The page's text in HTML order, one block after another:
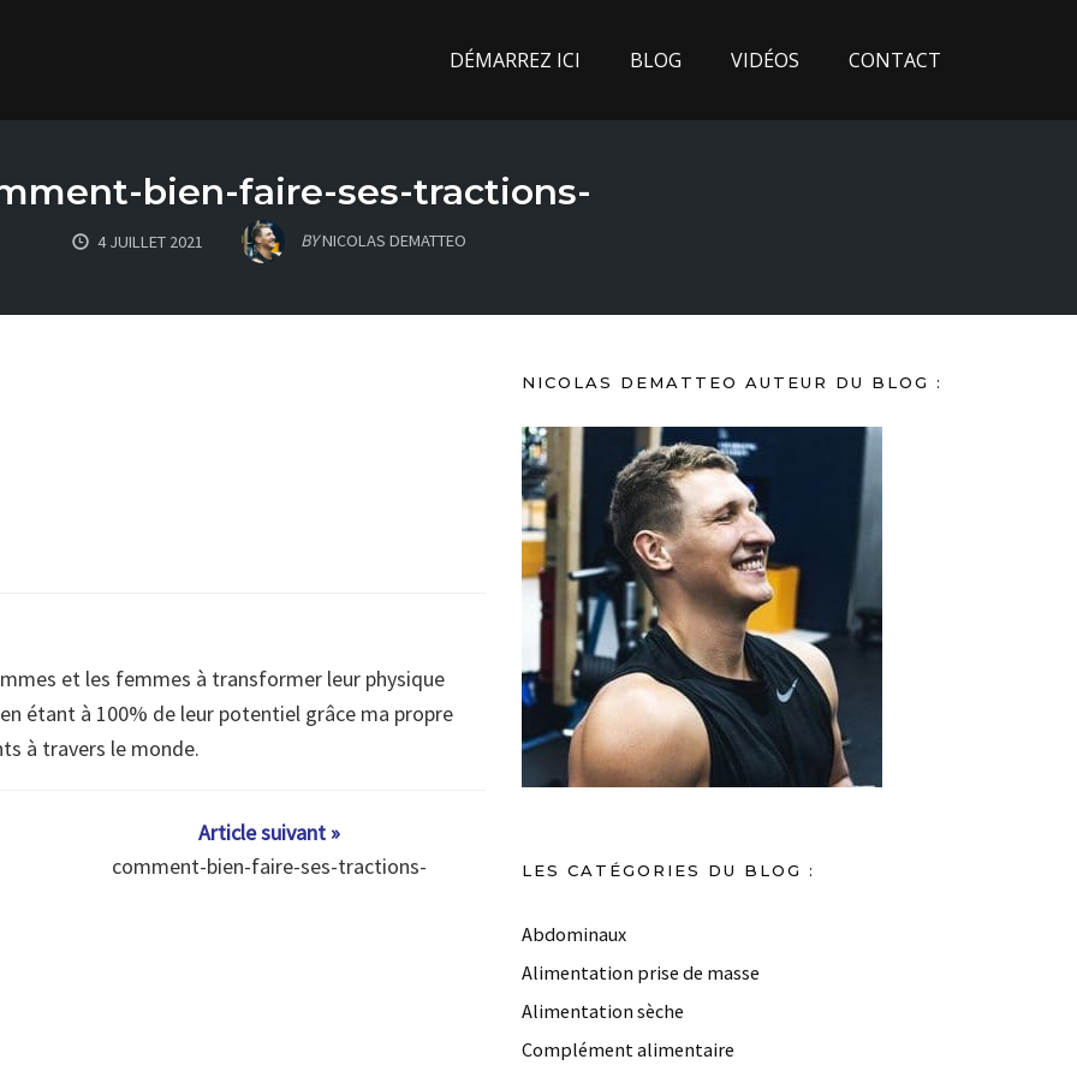
DÉMARREZ ICI BLOG VIDÉOS CONTACT
bien-faire-ses-tractions-
4 JUILLET 2021 BYNICOLAS DEMATTEO
et les femmes à transformer leur physique
étant à 100% de leur potentiel grâce ma propre
à travers le monde.
Article suivant »
comment-bien-faire-ses-tractions-
NICOLAS DEMATTEO AUTEUR DU BLOG :
LES CATÉGORIES DU BLOG :
Abdominaux
Alimentation prise de masse
Alimentation sèche
Complément alimentaire